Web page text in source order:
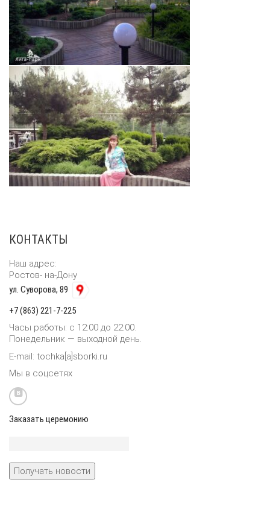
Японские Посуда
полезное
КОНТАКТЫ
Наш адрес:
Ростов- на-Дону
ул. Суворова, 89
+7 (863) 221-7-225
Часы работы: с 12:00 до 22:00.
Понедельник — выходной день.
E-mail: tochka[a]sborki.ru
Мы в соцсетях
Заказать церемонию